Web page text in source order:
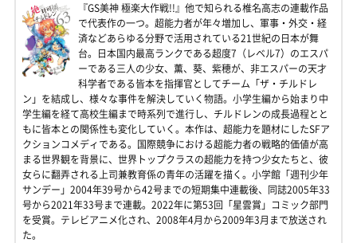
『GS美神 極楽大作戦!!』他で知られる椎名高志の連載作品
で代表作の一つ。超能力者が年々増加し、軍事・外交・経
済などあらゆる分野で活用されている21世紀の日本が舞
台。日本国内最高ランクである超度7（レベル7）のエスパ
ーである三人の少女、薫、葵、紫穂が、非エスパーの天才
科学者である皆本を指揮官としてチーム「ザ・チルドレ
ン」を結成し、様々な事件を解決していく物語。小学生編から始まり中
学生編を経て高校生編まで時系列で進行し、チルドレンの成長過程とと
もに皆本との関係性も変化していく。本作は、超能力を題材にしたSFア
クションコメディである。国際競争における超能力者の戦略的価値が高
まる世界観を背景に、世界トップクラスの超能力を持つ少女たちと、彼
女らに翻弄される上司兼教育係の青年の活躍を描く。小学館「週刊少年
サンデー」2004年39号から42号までの短期集中連載後、同誌2005年33
号から2021年33号まで連載。2022年に第53回「星雲賞」コミック部門
を受賞。テレビアニメ化され、2008年4月から2009年3月まで放送され
た。